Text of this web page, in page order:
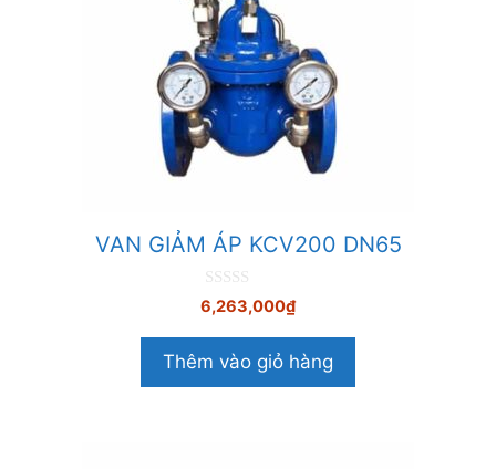
VAN GIẢM ÁP KCV200 DN65
0
n
à
5
6,263,000₫
Thêm vào giỏ hàng